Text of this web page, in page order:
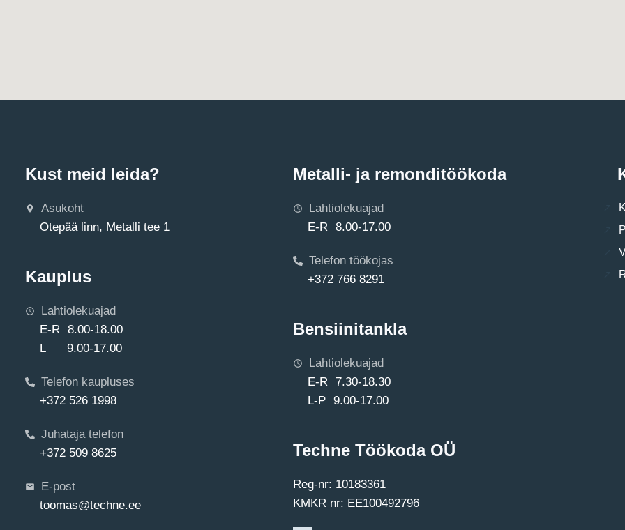
Kust meid leida?
Asukoht
Otepää linn, Metalli tee 1
Kauplus
Lahtiolekuajad
E-R 8.00-18.00
L 9.00-17.00
Telefon kaupluses
+372 526 1998
Juhataja telefon
+372 509 8625
E-post
toomas@techne.ee
Metalli- ja remonditöökoda
Lahtiolekuajad
E-R 8.00-17.00
Telefon töökojas
+372 766 8291
Bensiinitankla
Lahtiolekuajad
E-R 7.30-18.30
L-P 9.00-17.00
Techne Töökoda OÜ
Reg-nr: 10183361
KMKR nr: EE100492796